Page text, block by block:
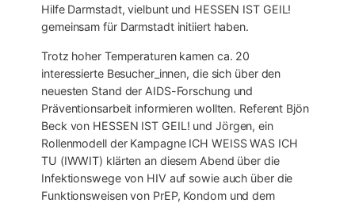
Hilfe Darmstadt, vielbunt und HESSEN IST GEIL!
gemeinsam für Darmstadt initiiert haben.
Trotz hoher Temperaturen kamen ca. 20
interessierte Besucher_innen, die sich über den
neuesten Stand der AIDS-Forschung und
Präventionsarbeit informieren wollten. Referent Bjön
Beck von HESSEN IST GEIL! und Jörgen, ein
Rollenmodell der Kampagne ICH WEISS WAS ICH
TU (IWWIT) klärten an diesem Abend über die
Infektionswege von HIV auf sowie auch über die
Funktionsweisen von PrEP, Kondom und dem